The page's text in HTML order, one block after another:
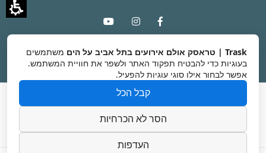
אודות
כתבות ומידע על אירועים בתל אביב
קרדיטים לצלמים הצהרת נגישות
Trask | טראסק אולם אירועים בתל אביב על הים
משתמשים
בעוגיות כדי להבטיח תפקוד האתר ולשפר את חוויית המשתמש.
אפשר לבחור אילו סוגי עוגיות להפעיל.
קבל הכל
הסר לא הכרחיות
העדפות